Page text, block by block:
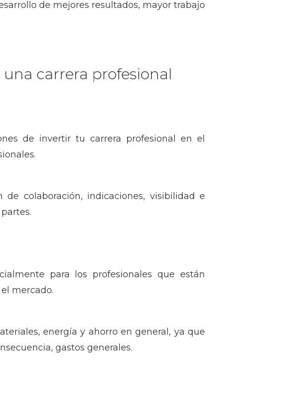
de mejores resultados, mayor trabajo
carrera profesional
de invertir tu carrera profesional en el
colaboración, indicaciones, visibilidad e
para los profesionales que están
mercado.
energía y ahorro en general, ya que
gastos generales.